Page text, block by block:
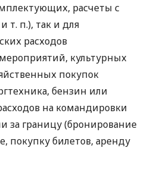
расчеты с
и т. п.), так и для
расходов
культурных
покупок
бензин или
на командировки
за границу (бронирование
покупку билетов, аренду